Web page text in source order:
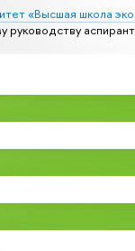
«Высшая школа